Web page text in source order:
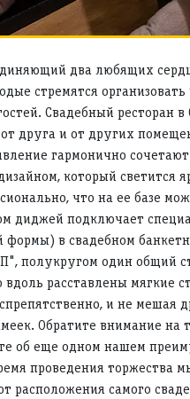
два любящих
стремятся
Свадебный ресторан
друга и от других
гармонично
который светится
что на ее базе
диджей подключает
в свадебном
полукругом один общий
вдоль расставлены
и не
Обратите внимание
об еще одном нашем
проведения торжества
расположения самого